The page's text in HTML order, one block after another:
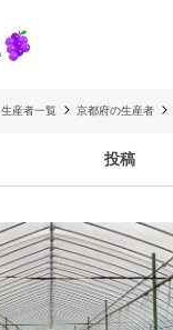
生産者一覧 京都府の生産者
投稿